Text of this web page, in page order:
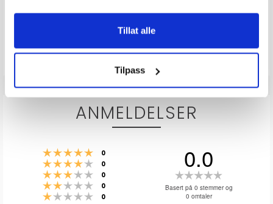
Tillat alle
Tilpass
sammen med denne varen, og har nødvendigvis ingen
sammeheng med den aktuelle varen.
ANMELDELSER
Karakter: 5 av 5 mulige
0
Karakter: 4 av 5 mulige
0
Karakter: 3 av 5 mulige
0
Karakter: 2 av 5 mulige
0
Karakter: 1 av 5 mulige
0
0.0
0.0
Basert på 0 stemmer og
0 omtaler